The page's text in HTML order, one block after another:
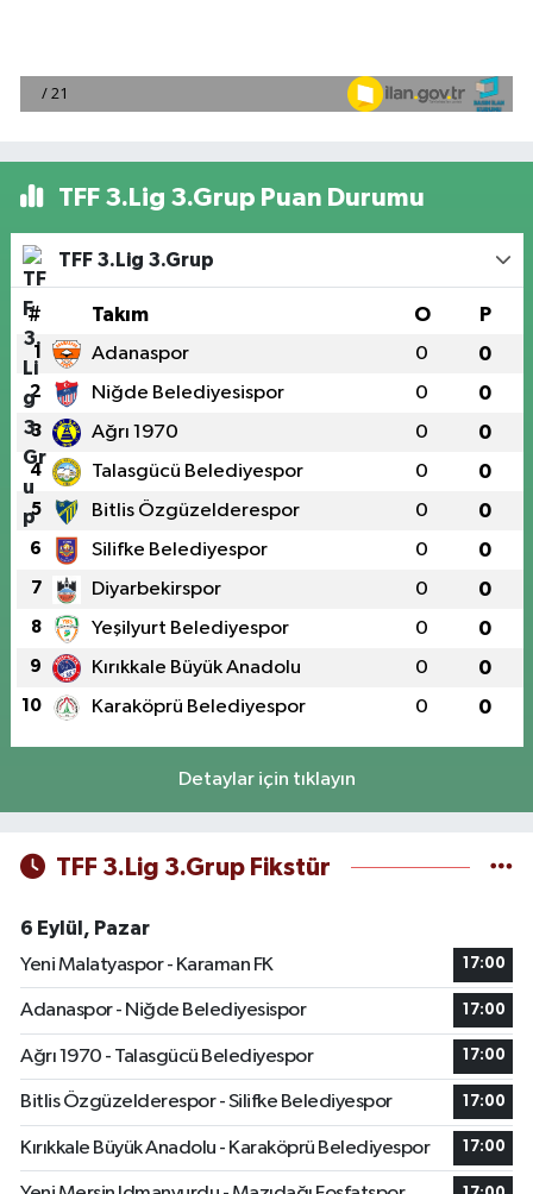
TFF 3.Lig 3.Grup Puan Durumu
TFF 3.Lig 3.Grup
# Takım O P
1 Adanaspor 0 0
2 Niğde Belediyesispor 0 0
3 Ağrı 1970 0 0
4 Talasgücü Belediyespor 0 0
5 Bitlis Özgüzelderespor 0 0
6 Silifke Belediyespor 0 0
7 Diyarbekirspor 0 0
8 Yeşilyurt Belediyespor 0 0
9 Kırıkkale Büyük Anadolu 0 0
10 Karaköprü Belediyespor 0 0
Detaylar için tıklayın
TFF 3.Lig 3.Grup Fikstür
6 Eylül, Pazar
Yeni Malatyaspor - Karaman FK
17:00
Adanaspor - Niğde Belediyesispor 17:00
Ağrı 1970 - Talasgücü Belediyespor 17:00
Bitlis Özgüzelderespor - Silifke Belediyespor 17:00
Kırıkkale Büyük Anadolu - Karaköprü Belediyespor 17:00